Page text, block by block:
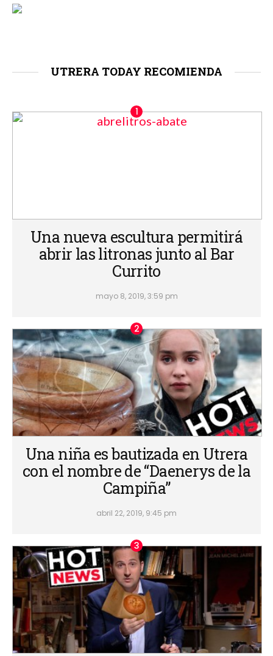
UTRERA TODAY RECOMIENDA
Una nueva escultura permitirá
abrir las litronas junto al Bar
Currito
mayo 8, 2019, 3:59 pm
Una niña es bautizada en Utrera
con el nombre de “Daenerys de la
Campiña”
abril 22, 2019, 9:45 pm